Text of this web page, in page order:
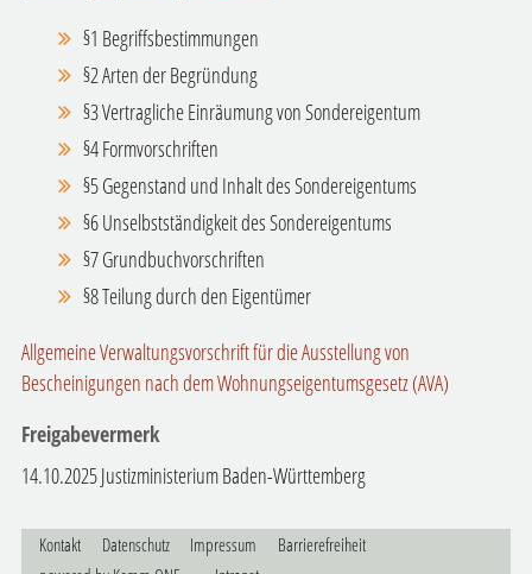
§1 Begriffsbestimmungen
§2 Arten der Begründung
§3 Vertragliche Einräumung von Sondereigentum
§4 Formvorschriften
§5 Gegenstand und Inhalt des Sondereigentums
§6 Unselbstständigkeit des Sondereigentums
§7 Grundbuchvorschriften
§8 Teilung durch den Eigentümer
Allgemeine Verwaltungsvorschrift für die Ausstellung von
Bescheinigungen nach dem Wohnungseigentumsgesetz (AVA)
Freigabevermerk
14.10.2025 Justizministerium Baden-Württemberg
Kontakt Datenschutz Impressum
Barrierefreiheit